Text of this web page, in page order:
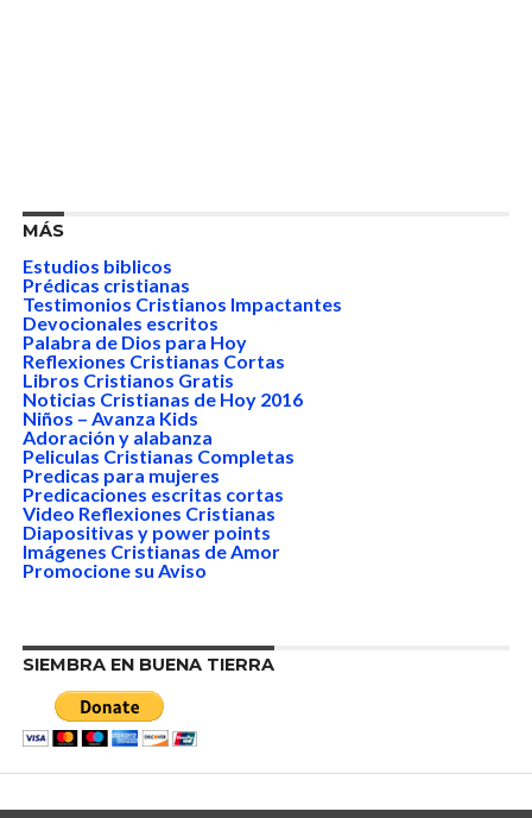
MÁS
Estudios biblicos
Prédicas cristianas
Testimonios Cristianos Impactantes
Devocionales escritos
Palabra de Dios para Hoy
Reflexiones Cristianas Cortas
Libros Cristianos Gratis
Noticias Cristianas de Hoy 2016
Niños – Avanza Kids
Adoración y alabanza
Peliculas Cristianas Completas
Predicas para mujeres
Predicaciones escritas cortas
Video Reflexiones Cristianas
Diapositivas y power points
Imágenes Cristianas de Amor
Promocione su Aviso
SIEMBRA EN BUENA TIERRA